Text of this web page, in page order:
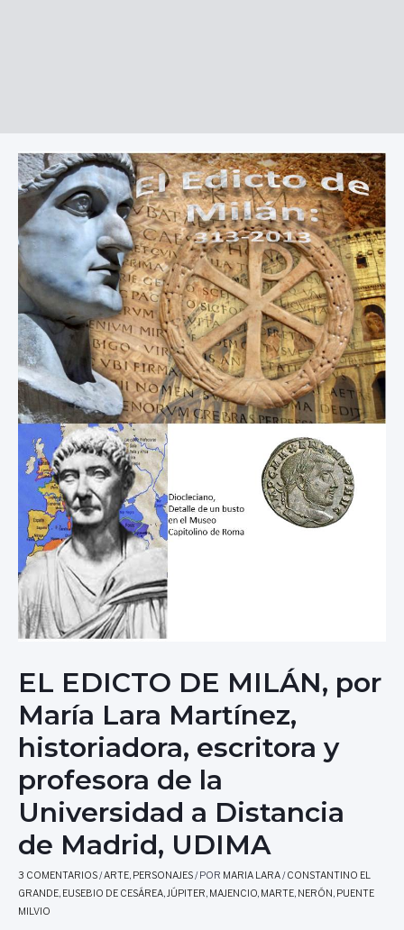
EL EDICTO DE MILÁN, por
María Lara Martínez,
historiadora, escritora y
profesora de la
Universidad a Distancia
de Madrid, UDIMA
3 COMENTARIOS/ARTE PERSONAJES/ POR MARIA LARA/CONSTANTINO EL
GRANDE EUSEBIO DE CESÁREA JÚPITER MAJENCIO MARTE NERÓN PUENTE
MILVIO